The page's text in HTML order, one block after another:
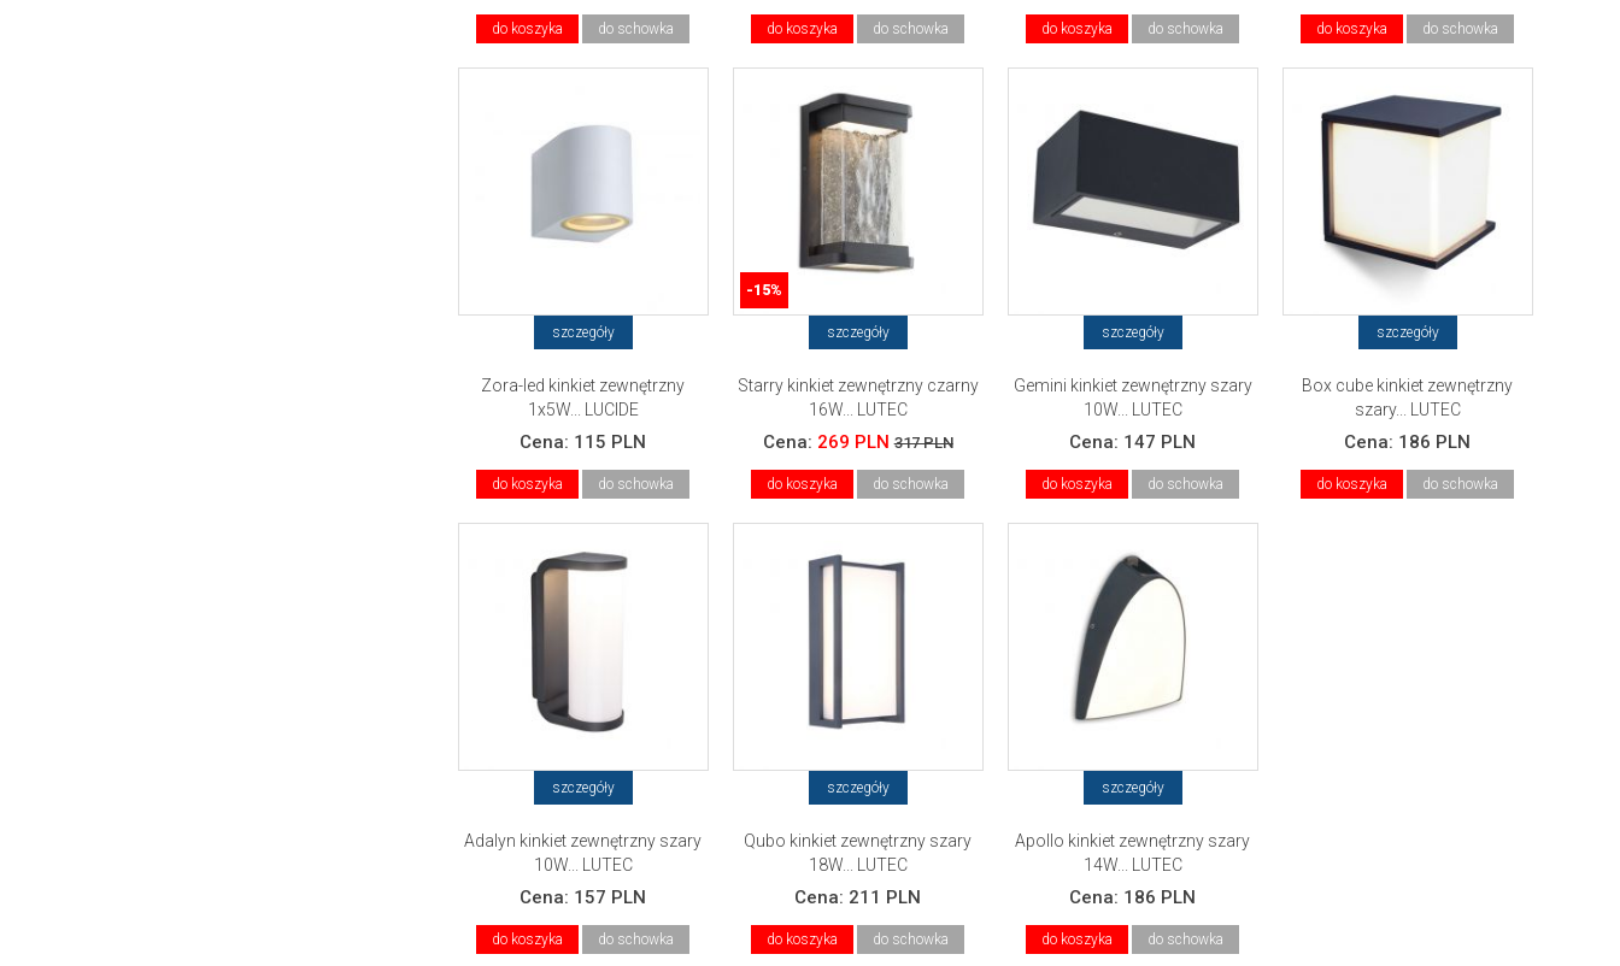
do koszyka do schowka do koszyka do schowka do koszyka do schowka do koszyka do schowka
szczegóły
Zora-led kinkiet zewnętrzny
1x5W... LUCIDE
Cena: 115 PLN
do koszyka do schowka
-15%
szczegóły
Starry kinkiet zewnętrzny czarny
16W... LUTEC
Cena: 269 PLN 317 PLN
do koszyka do schowka
szczegóły
Gemini kinkiet zewnętrzny szary
10W... LUTEC
Cena: 147 PLN
do koszyka do schowka
szczegóły
Box cube kinkiet zewnętrzny
szary... LUTEC
Cena: 186 PLN
do koszyka do schowka
szczegóły
Adalyn kinkiet zewnętrzny szary
10W... LUTEC
Cena: 157 PLN
do koszyka do schowka
szczegóły
Qubo kinkiet zewnętrzny szary
18W... LUTEC
Cena: 211 PLN
do koszyka do schowka
szczegóły
Apollo kinkiet zewnętrzny szary
14W... LUTEC
Cena: 186 PLN
do koszyka do schowka